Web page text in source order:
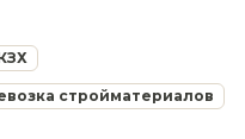
стройматериалов